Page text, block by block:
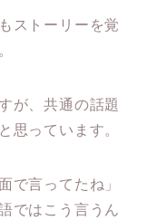
ストーリーを覚
が、共通の話題
思っています。
で言ってたね」
ではこう言うん